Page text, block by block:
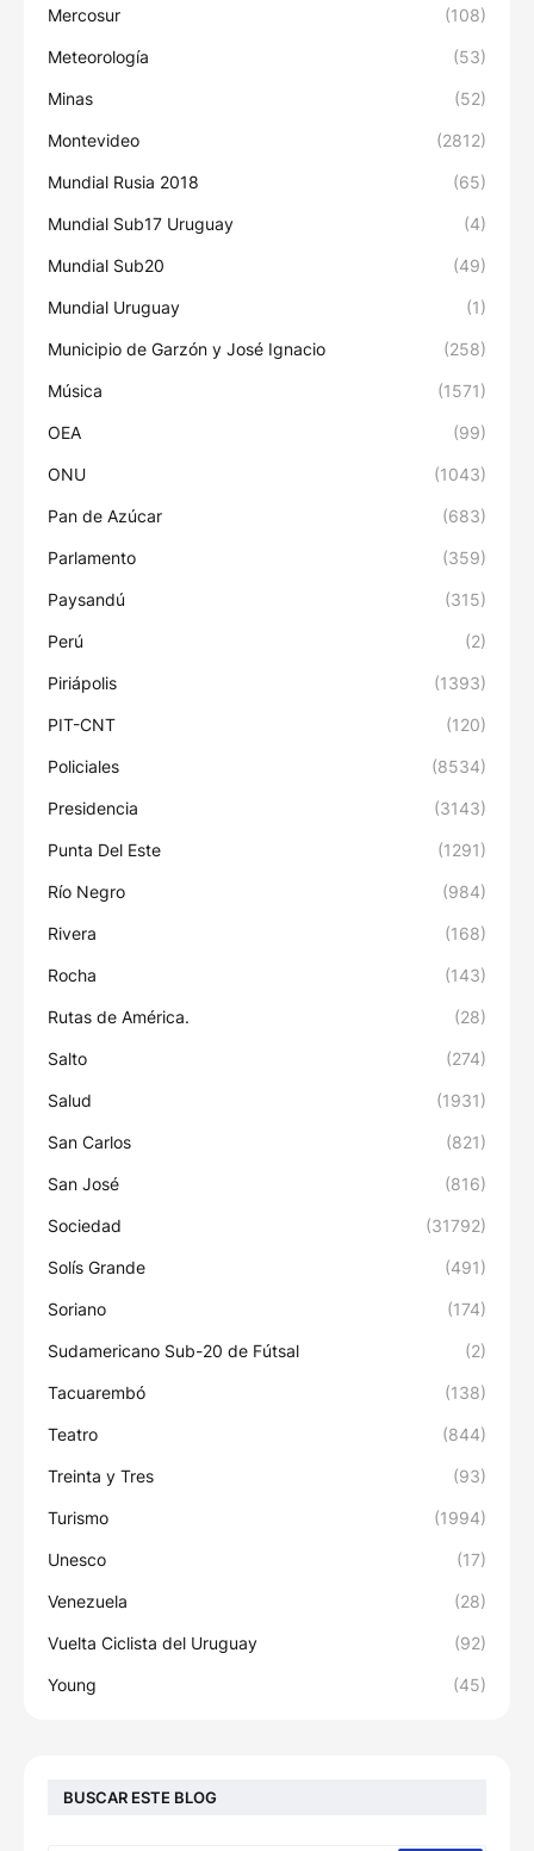
Mercosur (108)
Meteorología (53)
Minas (52)
Montevideo (2812)
Mundial Rusia 2018 (65)
Mundial Sub17 Uruguay (4)
Mundial Sub20 (49)
Mundial Uruguay (1)
Municipio de Garzón y José Ignacio (258)
Música (1571)
OEA (99)
ONU (1043)
Pan de Azúcar (683)
Parlamento (359)
Paysandú (315)
Perú (2)
Piriápolis (1393)
PIT-CNT (120)
Policiales (8534)
Presidencia (3143)
Punta Del Este (1291)
Río Negro (984)
Rivera (168)
Rocha (143)
Rutas de América. (28)
Salto (274)
Salud (1931)
San Carlos (821)
San José (816)
Sociedad (31792)
Solís Grande (491)
Soriano (174)
Sudamericano Sub-20 de Fútsal (2)
Tacuarembó (138)
Teatro (844)
Treinta y Tres (93)
Turismo (1994)
Unesco (17)
Venezuela (28)
Vuelta Ciclista del Uruguay (92)
Young (45)
BUSCAR ESTE BLOG